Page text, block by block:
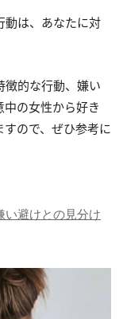
動は、あなたに対
徴的な行動、嫌い
の女性から好き
ので、ぜひ参考に
避けとの見分け